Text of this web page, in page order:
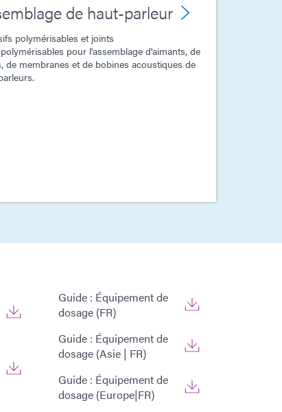
de haut-parleur
polymérisables et joints
pour l'assemblage d'aimants, de
de membranes et de bobines acoustiques de
Guide : Équipement de
dosage (FR)
Guide : Équipement de
dosage (Asie | FR)
Guide : Équipement de
dosage (Europe|FR)